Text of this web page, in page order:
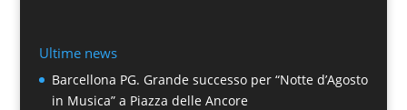
Ultime news
Barcellona PG. Grande successo per “Notte d’Agosto
in Musica” a Piazza delle Ancore